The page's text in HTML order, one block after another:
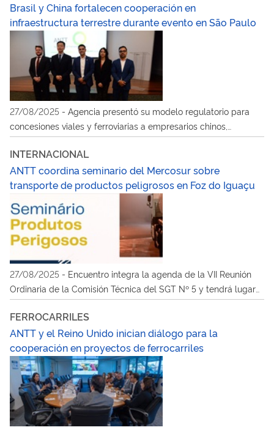
los países del bloque
Brasil y China fortalecen cooperación en
infraestructura terrestre durante evento en São Paulo
27/08/2025 - Agencia presentó su modelo regulatorio para
concesiones viales y ferroviarias a empresarios chinos,
reforzando la asociación bilateral y el intercambio de buenas
prácticas
INTERNACIONAL
ANTT coordina seminario del Mercosur sobre
transporte de productos peligrosos en Foz do Iguaçu
27/08/2025 - Encuentro integra la agenda de la VII Reunión
Ordinaria de la Comisión Técnica del SGT Nº 5 y tendrá lugar
el 26 de agosto
FERROCARRILES
ANTT y el Reino Unido inician diálogo para la
cooperación en proyectos de ferrocarriles